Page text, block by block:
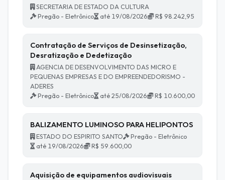
SECRETARIA DE ESTADO DA CULTURA
Pregão - Eletrônico
até 19/08/2026 R$ 98.242,95
Contratação de Serviços de Desinsetização,
Desratização e Dedetização
AGENCIA DE DESENVOLVIMENTO DAS MICRO E
PEQUENAS EMPRESAS E DO EMPREENDEDORISMO -
ADERES
Pregão - Eletrônico
até 25/08/2026 R$ 10.600,00
BALIZAMENTO LUMINOSO PARA HELIPONTOS
ESTADO DO ESPIRITO SANTO
Pregão - Eletrônico
até 19/08/2026
R$ 59.600,00
Aquisição de equipamentos audiovisuais